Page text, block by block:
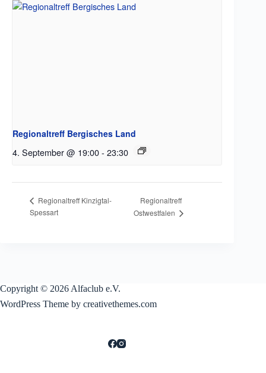
Regionaltreff Bergisches Land
4. September @ 19:00- 23:30
Regionaltreff Kinzigtal-
Spessart
Regionaltreff
Ostwestfalen
Copyright © 2026 Alfaclub e.V.
WordPress Theme by creativethemes.com